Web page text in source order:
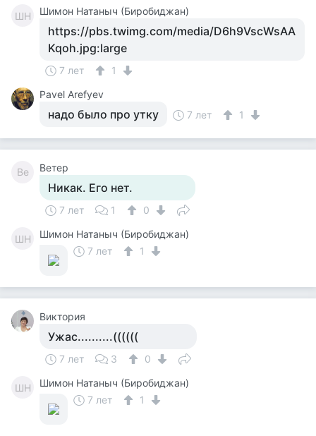
ШН Шимон Натаныч (Биробиджан)
https://pbs.twimg.com/media/D6h9VscWsAA
Kqoh.jpg:large
7 лет
1
Pavel Arefyev
надо было про утку 7 лет 1
Ве Ветер
Никак. Его нет.
7 лет 1 0
ШН
Шимон Натаныч (Биробиджан)
7 лет
1
Виктория
Ужас..........((((((
7 лет 3 0
ШН
Шимон Натаныч (Биробиджан)
7 лет
1